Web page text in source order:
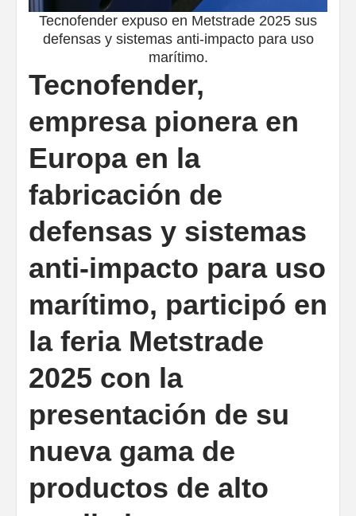
Tecnofender expuso en Metstrade 2025 sus
defensas y sistemas anti-impacto para uso
marítimo.
Tecnofender,
empresa pionera en
Europa en la
fabricación de
defensas y sistemas
anti-impacto para uso
marítimo, participó en
la feria Metstrade
2025 con la
presentación de su
nueva gama de
productos de alto